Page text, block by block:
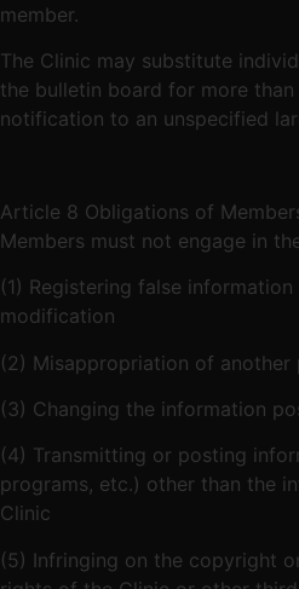
member.
The Clinic may substitute
the bulletin board for more
notification to an unspecified
Article 8 Obligations of
Members must not engage in
(1) Registering false
modification
(2) Misappropriation of another
(3) Changing the information
(4) Transmitting or posting
programs, etc.) other than the
Clinic
(5) Infringing on the copyright